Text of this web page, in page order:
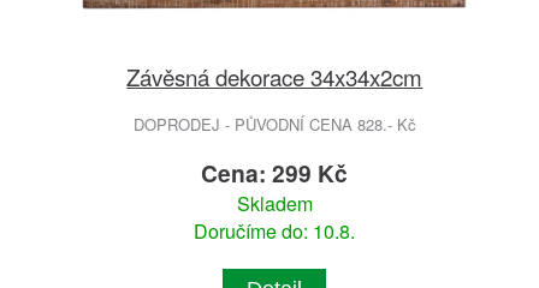
Závěsná dekorace 34x34x2cm
DOPRODEJ - PŮVODNÍ CENA 828.- Kč
Cena: 299 Kč
Skladem
Doručíme do: 10.8.